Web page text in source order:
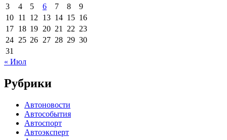
3
4 5 6 7 8
9
10 11 12 13 14 15 16
17 18 19 20 21 22 23
24 25 26 27 28 29 30
31
« Июл
Рубрики
Автоновости
Автособытия
Автоспорт
Автоэксперт